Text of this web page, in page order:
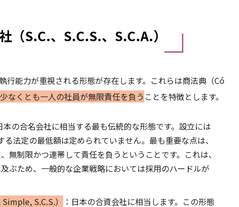
（S.C.、S.C.S.、S.C.A.）
行能力が重視される形態が存在します。これらは商法典（Có
少なくとも一人の社員が無限責任を負う ことを特徴とします。
本の合名会社に相当する最も伝統的な形態です。設立には
法定の最低額は定められていません。最も重要な点は、
無制限かつ連帯して責任を負うということです。これは、
ぶため、一般的な企業戦略においては採用のハードルが
S.C.S.）
：日本の合資会社に相当します。この形態